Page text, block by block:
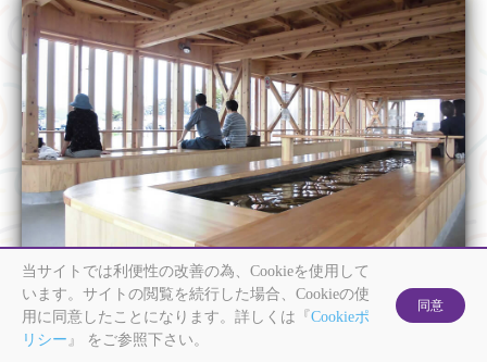
また「にかほっと」には、天然の温泉を利用した
無料の足湯「あしほっと」があります。天気の良
当サイトでは利便性の改善の為、Cookieを使用して
います。サイトの閲覧を続行した場合、Cookieの使
用に同意したことになります。詳しくは『 Cookieポ
リシー 』 をご参照下さい。